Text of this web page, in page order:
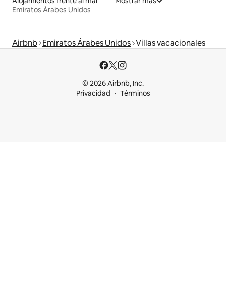
Emiratos Árabes Unidos
Airbnb Emiratos Árabes Unidos Villas vacacionales
© 2026 Airbnb, Inc.
Privacidad
Términos